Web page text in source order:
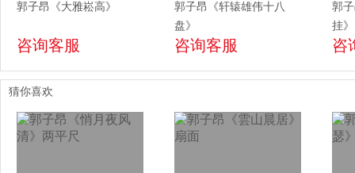
郭子昂《大雅崧高》
咨询客服
郭子昂《轩辕雄伟十八
盘》
咨询客服
郭
挂》
咨
猜你喜欢